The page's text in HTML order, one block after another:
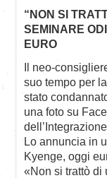
“NON SI
SEMINARE
EURO
Il neo-
suo tempo per
stato
una foto su
Lo annuncia in
Kyenge, oggi
«Non si trattò di